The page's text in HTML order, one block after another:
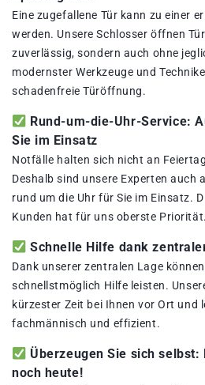
Eine zugefallene Tür kann zu einer
werden. Unsere Schlosser öffnen
zuverlässig, sondern auch ohne
modernster Werkzeuge und
schadenfreie Türöffnung.
Rund-um-die-Uhr-Service:
Sie im Einsatz
Notfälle halten sich nicht an
Deshalb sind unsere Experten auch
rund um die Uhr für Sie im Einsatz.
Kunden hat für uns oberste Priorität.
Schnelle Hilfe dank
Dank unserer zentralen Lage
schnellstmöglich Hilfe leisten.
kürzester Zeit bei Ihnen vor Ort und
fachmännisch und effizient.
Überzeugen Sie sich
noch heute!